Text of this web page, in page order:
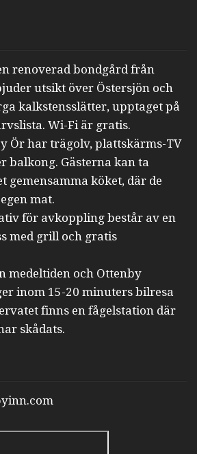
renoverad bondgård från
utsikt över Östersjön och
kalkstensslätter, upptaget på
Wi-Fi är gratis.
Ör har trägolv, plattskärms-TV
balkong. Gästerna kan ta
gemensamma köket, där de
mat.
för avkoppling består av en
med grill och gratis
medeltiden och Ottenby
inom 15-20 minuters bilresa
finns en fågelstation där
skådats.